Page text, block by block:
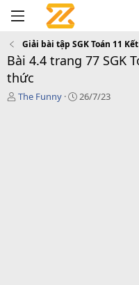
Giải bài tập SGK Toán 11
Bài 4.4 trang 77 SGK
thức
T
The Funny
C
26/7/23